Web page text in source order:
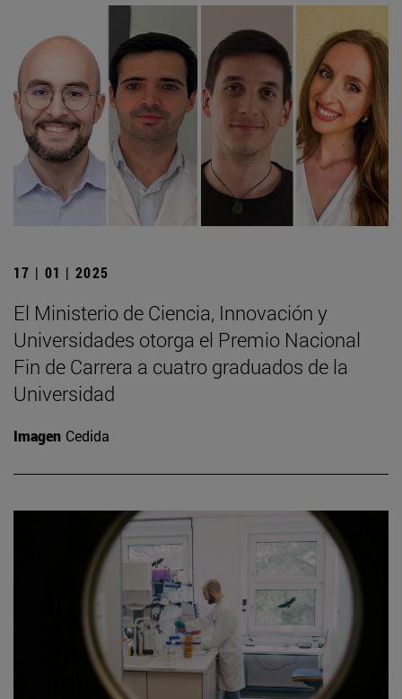
17 | 01 | 2025
El Ministerio de Ciencia, Innovación y
Universidades otorga el Premio Nacional
Fin de Carrera a cuatro graduados de la
Universidad
Imagen Cedida